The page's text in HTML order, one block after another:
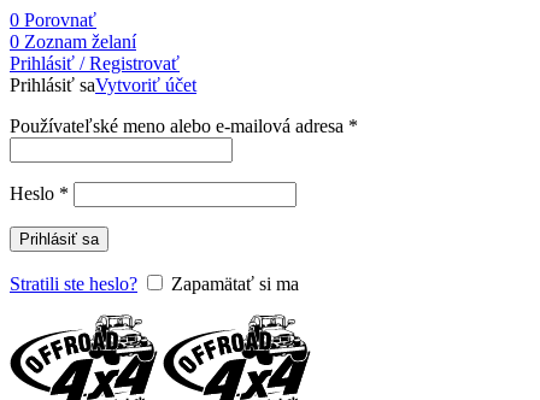
0 Porovnať
0 Zoznam želaní
Prihlásiť / Registrovať
Prihlásiť saVytvoriť účet
Používateľské meno alebo e-mailová adresa *
Heslo *
Prihlásiť sa
Stratili ste heslo? Zapamätať si ma